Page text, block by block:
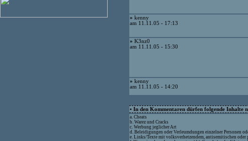
» kenny
am 11.11.05 - 17:13
» K3nz0
am 11.11.05 - 15:30
» kenny
am 11.11.05 - 14:20
• In den Kommentaren dürfen folgende Inhalte
a. Cheats
b. Warez und Cracks
c. Werbung jeglicher Art
d. Beleidigungen oder Verleumdungen einzelner Personen
e. Links/Texte mit volksverhetzendem, antisemitischen